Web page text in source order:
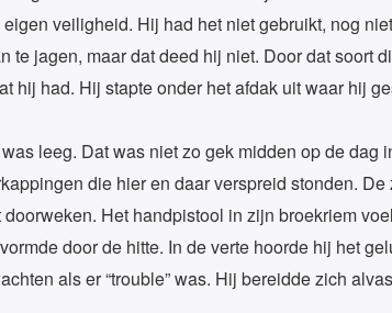
veiligheid. Hij had het niet gebruikt, nog
te jagen, maar dat deed hij niet. Door dat soort
hij had. Hij stapte onder het afdak uit waar hij
leeg. Dat was niet zo gek midden op de dag
die hier en daar verspreid stonden. De
Het handpistool in zijn broekriem
door de hitte. In de verte hoorde hij het
als er “trouble” was. Hij bereidde zich